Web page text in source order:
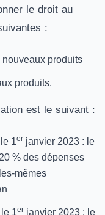
le droit au
:
nouveaux produits
produits.
est le suivant :
1er janvier 2023 : le
% des dépenses
mêmes
1er janvier 2023 : le